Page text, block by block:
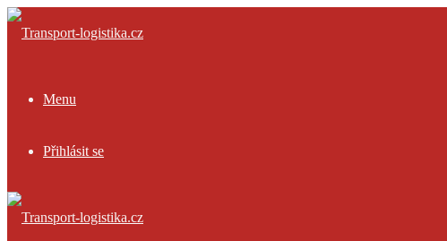
Menu
Přihlásit se